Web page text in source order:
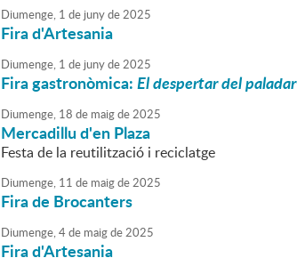
Diumenge, 1 de junyde2025
Fira d'Artesania
Diumenge, 1 de junyde2025
Fira gastronòmica:El despertar del paladar
Diumenge, 18 de maigde2025
Mercadillu d'en Plaza
Festa de la reutilització i reciclatge
Diumenge, 11 de maigde2025
Fira de Brocanters
Diumenge,4de maigde2025
Fira d'Artesania